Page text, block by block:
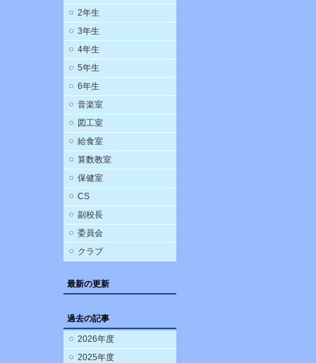
2年生
3年生
4年生
5年生
6年生
音楽室
図工室
給食室
算数教室
保健室
CS
副校長
委員会
クラブ
最新の更新
過去の記事
2026年度
2025年度